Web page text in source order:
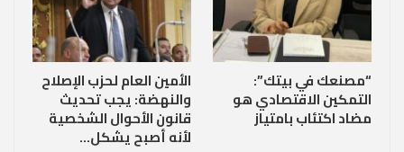
“مصنعك في بيتك”:
التمكين الاقتصادي هو
مضاد اكتئاب بامتياز
الأمين العام لحزب الإصلاح
والنهضة: يجب تحديث
قانون الأحوال الشخصية
لأنه أصبح يشكل…